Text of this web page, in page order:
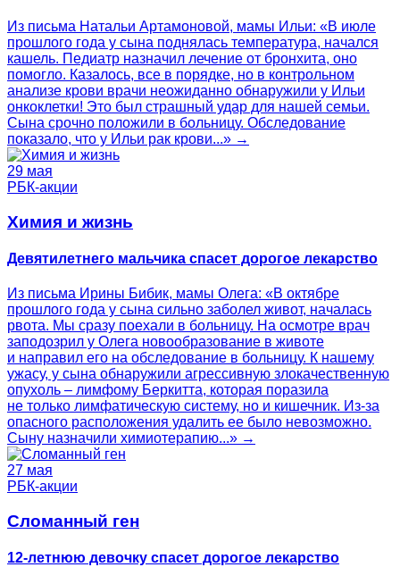
Из письма Натальи Артамоновой, мамы Ильи: «В июле
прошлого года у сына поднялась температура, начался
кашель. Педиатр назначил лечение от бронхита, оно
помогло. Казалось, все в порядке, но в контрольном
анализе крови врачи неожиданно обнаружили у Ильи
онкоклетки! Это был страшный удар для нашей семьи.
Сына срочно положили в больницу. Обследование
показало, что у Ильи рак крови...» →
29 мая
РБК-акции
Химия и жизнь
Девятилетнего мальчика спасет дорогое лекарство
Из письма Ирины Бибик, мамы Олега: «В октябре
прошлого года у сына сильно заболел живот, началась
рвота. Мы сразу поехали в больницу. На осмотре врач
заподозрил у Олега новообразование в животе
и направил его на обследование в больницу. К нашему
ужасу, у сына обнаружили агрессивную злокачественную
опухоль – лимфому Беркитта, которая поразила
не только лимфатическую систему, но и кишечник. Из-за
опасного расположения удалить ее было невозможно.
Сыну назначили химиотерапию...» →
27 мая
РБК-акции
Сломанный ген
12-летнюю девочку спасет дорогое лекарство